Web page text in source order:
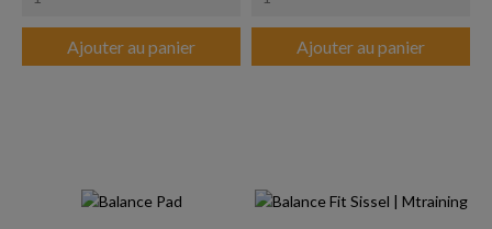
Ajouter au panier Ajouter au panier